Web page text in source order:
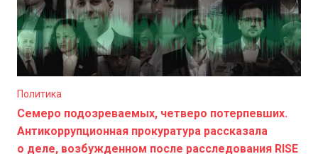
Политика
Семеро подозреваемых, четверо потерпевших.
Антикоррупционная прокуратура рассказала
о деле, возбужденном после расследования RISE